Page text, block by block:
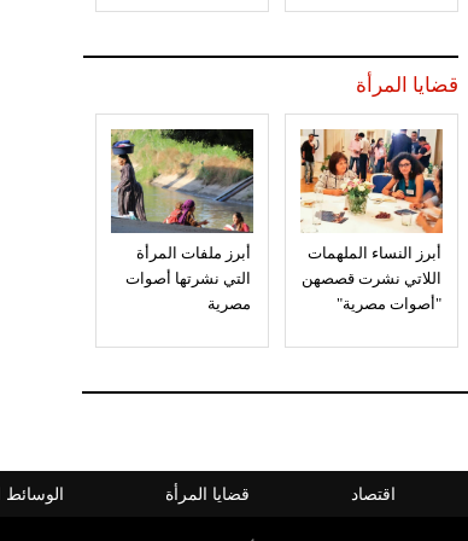
قضايا المرأة
أبرز النساء الملهمات
اللاتي نشرت قصصهن
"أصوات مصرية"
أبرز ملفات المرأة
التي نشرتها أصوات
مصرية
اقتصاد قضايا المرأة الوسائط